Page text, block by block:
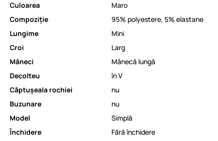
Culoarea
Maro
Compoziție
95% polyestere, 5% elastane
Lungime
Mini
Croi
Larg
Mâneci
Mânecă lungă
Decolteu
în V
Căptușeala rochiei
nu
Buzunare
nu
Model
Simplă
Închidere
Fără închidere